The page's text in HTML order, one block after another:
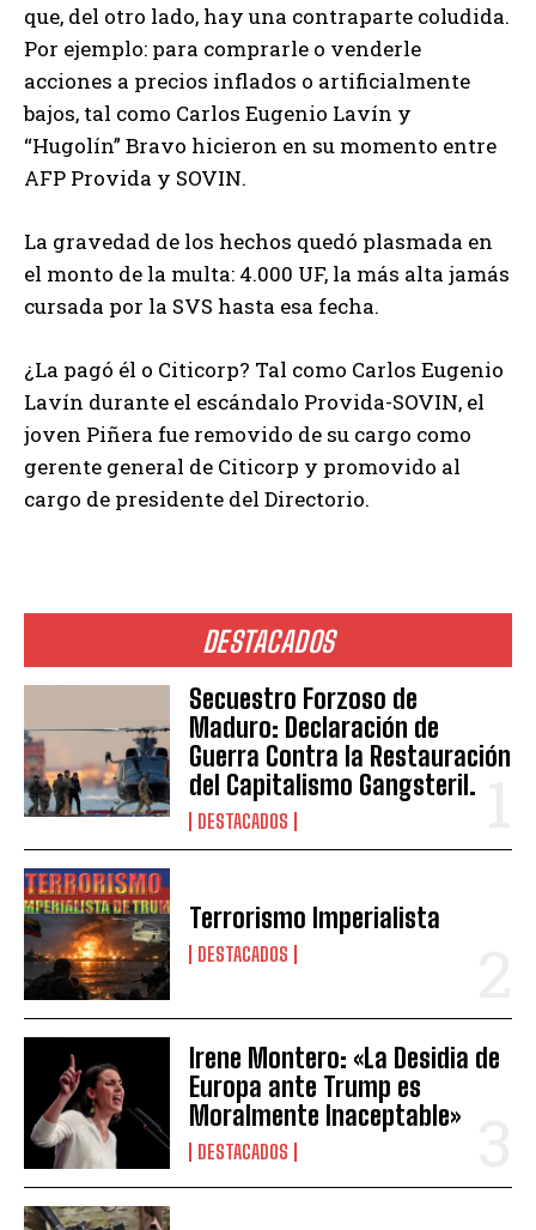
DESTACADOS
Secuestro Forzoso de
Maduro: Declaración de
Guerra Contra la Restauración
del Capitalismo Gangsteril.
DESTACADOS
Terrorismo Imperialista
DESTACADOS
Irene Montero: «La Desidia de
Europa ante Trump es
Moralmente Inaceptable»
DESTACADOS
que, del otro lado, hay una contraparte coludida.
Por ejemplo: para comprarle o venderle
acciones a precios inflados o artificialmente
bajos, tal como Carlos Eugenio Lavín y
“Hugolín” Bravo hicieron en su momento entre
AFP Provida y SOVIN.
La gravedad de los hechos quedó plasmada en
el monto de la multa: 4.000 UF, la más alta jamás
cursada por la SVS hasta esa fecha.
¿La pagó él o Citicorp? Tal como Carlos Eugenio
Lavín durante el escándalo Provida-SOVIN, el
joven Piñera fue removido de su cargo como
gerente general de Citicorp y promovido al
cargo de presidente del Directorio.